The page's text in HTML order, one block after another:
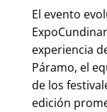
El evento
experiencia
Páramo, el
de los
edición